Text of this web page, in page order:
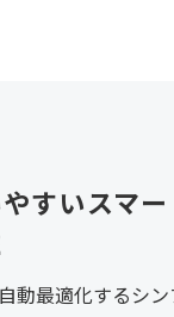
すいスマ
動最適化するシ